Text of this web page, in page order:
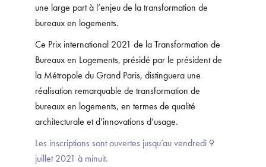
une large part à l’enjeu de la transformation de
bureaux en logements.
Ce Prix international 2021 de la Transformation de
Bureaux en Logements, présidé par le président de
la Métropole du Grand Paris, distinguera une
réalisation remarquable de transformation de
bureaux en logements, en termes de qualité
architecturale et d’innovations d’usage.
Les inscriptions sont ouvertes jusqu’au vendredi 9
juillet 2021 à minuit.